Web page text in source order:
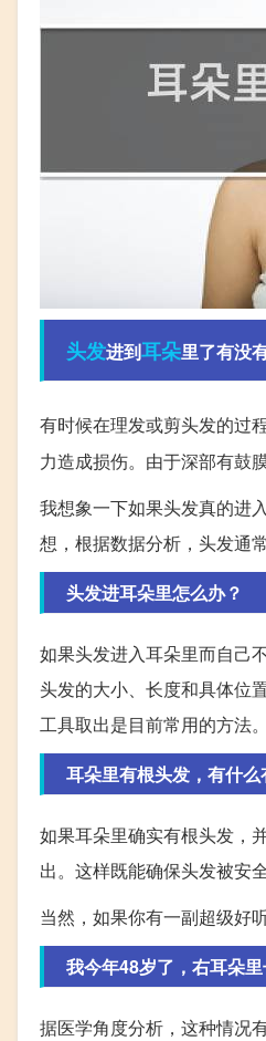
头发进到耳朵里了有没
有时候在理发或剪头发的过
力造成损伤。由于深部有鼓
我想象一下如果头发真的进
想，根据数据分析，头发通
头发进耳朵里怎么办？
如果头发进入耳朵里而自己
头发的大小、长度和具体位
工具取出是目前常用的方法
耳朵里有根头发，有什
如果耳朵里确实有根头发，
出。这样既能确保头发被安
当然，如果你有一副超级好
我今年48岁了，右耳朵
据医学角度分析，这种情况